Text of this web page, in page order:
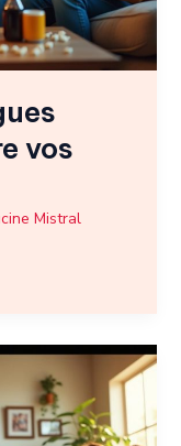
vos
Mistral